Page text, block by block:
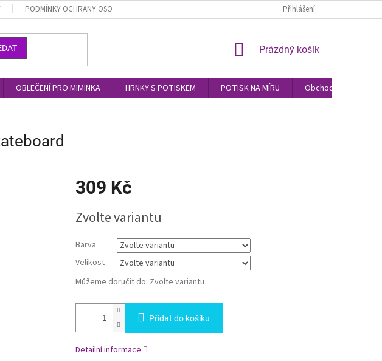
PODMÍNKY OCHRANY OSOBNÍCH ÚDAJŮ Přihlášení
NÁKUPNÍ
Prázdný košík
OBLEČENÍ PRO MIMINKA HRNKY S POTISKEM POTISK NA MÍRU
Obchodní podmínky
309 Kč
cena:
Zvolte variantu
Barva
Velikost
Můžeme doručit do: Zvolte variantu
Přidat do košíku
Detailní informace